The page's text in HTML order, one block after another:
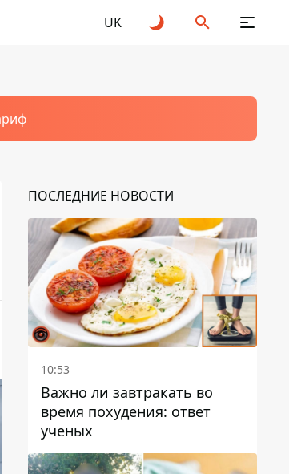
UK
ПОСЛЕДНИЕ НОВОСТИ
10:53
Важно ли завтракать во
время похудения: ответ
ученых